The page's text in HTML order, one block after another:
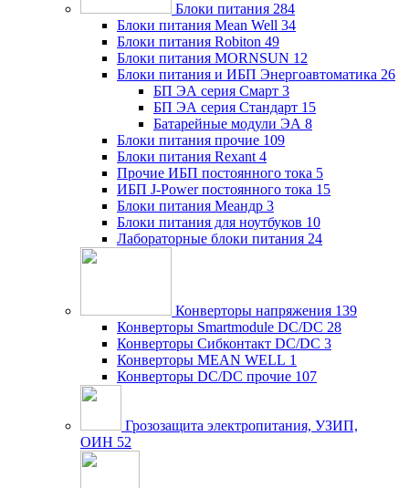
Блоки питания 284
Блоки питания Mean Well 34
Блоки питания Robiton 49
Блоки питания MORNSUN 12
Блоки питания и ИБП Энергоавтоматика 26
БП ЭА серия Смарт 3
БП ЭА серия Стандарт 15
Батарейные модули ЭА 8
Блоки питания прочие 109
Блоки питания Rexant 4
Прочие ИБП постоянного тока 5
ИБП J-Power постоянного тока 15
Блоки питания Меандр 3
Блоки питания для ноутбуков 10
Лабораторные блоки питания 24
Конверторы напряжения 139
Конверторы Smartmodule DC/DC 28
Конверторы Сибконтакт DC/DC 3
Конверторы MEAN WELL 1
Конверторы DC/DC прочие 107
Грозозащита электропитания, УЗИП,
ОИН 52